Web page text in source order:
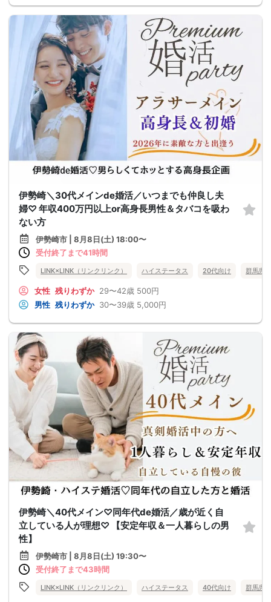
伊勢崎＼30代メインde婚活／いつまでも仲良し夫
婦♡ 年収400万円以上or高身長男性＆タバコを吸わ
ない方
伊勢崎市 | 8月8日(土) 18:00〜
受付終了まで41時間
LINK×LINK（リンクリンク） ハイステータス 20代向け 群馬県
女性 残りわずか 29〜42歳 500円
男性 残りわずか 30〜39歳 5,000円
伊勢崎＼40代メイン♡同年代de婚活／歳が近く自
立している人が理想♡ 【安定年収＆一人暮らしの男
性】
伊勢崎市 | 8月8日(土) 19:30〜
受付終了まで43時間
LINK×LINK（リンクリンク） ハイステータス 40代向け 群馬県